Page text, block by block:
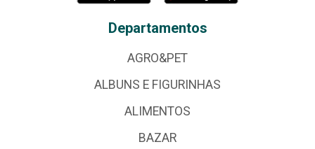
Departamentos
AGRO&PET
ALBUNS E FIGURINHAS
ALIMENTOS
BAZAR